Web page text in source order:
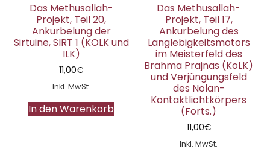
Das Methusallah-
Projekt, Teil 20,
Ankurbelung der
Sirtuine, SIRT 1 (KOLK und
ILK)
11,00€
Inkl. MwSt.
In den Warenkorb
Das Methusallah-
Projekt, Teil 17,
Ankurbelung des
Langlebigkeitsmotors
im Meisterfeld des
Brahma Prajnas (KoLK)
und Verjüngungsfeld
des Nolan-
Kontaktlichtkörpers
(Forts.)
11,00€
Inkl. MwSt.